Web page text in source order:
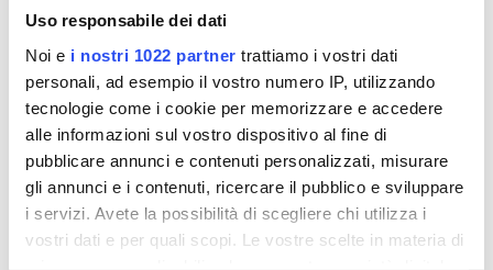
Uso responsabile dei dati
Noi e i nostri 1022 partner trattiamo i vostri dati
personali, ad esempio il vostro numero IP, utilizzando
tecnologie come i cookie per memorizzare e accedere
alle informazioni sul vostro dispositivo al fine di
pubblicare annunci e contenuti personalizzati, misurare
gli annunci e i contenuti, ricercare il pubblico e sviluppare
i servizi. Avete la possibilità di scegliere chi utilizza i
vostri dati e per quali scopi. Le vostre scelte in materia di
Stimolazione magnetica funzionale: Tesla Care
cos’è? Come funziona?
Antonella Lifrieri Giu 27, 2022
primo piano
,Lecce , Riabilitazione